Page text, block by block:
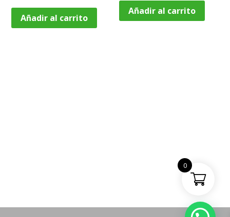
Añadir al carrito
Añadir al carrito
0